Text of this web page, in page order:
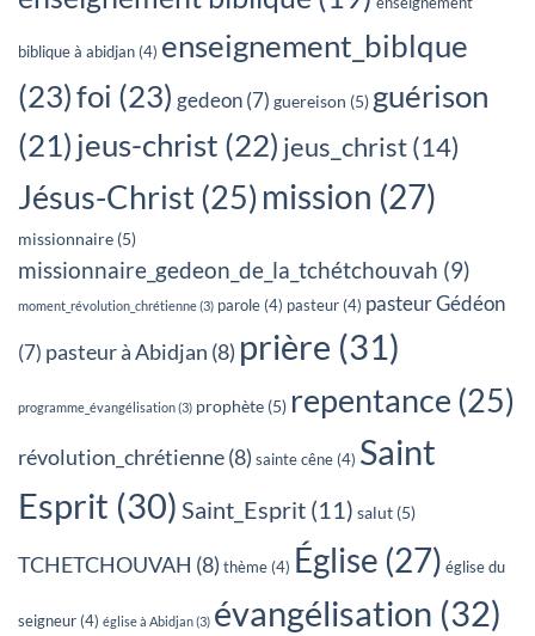
biblique à abidjan (4) enseignement_biblque
(23)foi (23) gedeon(7) guereison (5) guérison
(21) jeus-christ (22) jeus_christ(14)
Jésus-Christ(25) mission (27)
missionnaire (5)
missionnaire_gedeon_de_la_tchétchouvah (9)
moment_révolution_chrétienne(3) parole (4) pasteur (4) pasteur Gédéon
(7) pasteur à Abidjan (8) prière (31)
programme_évangélisation(3) prophète (5) repentance (25)
révolution_chrétienne(8) sainte cêne (4) Saint
Esprit (30) Saint_Esprit (11) salut (5)
TCHETCHOUVAH (8) thème (4) Église (27) église du
seigneur (4) église à Abidjan(3) évangélisation (32)